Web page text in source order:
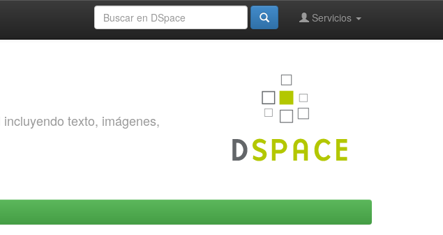
Servicios
texto, imágenes,